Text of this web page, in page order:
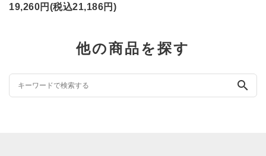
19,260円(税込21,186円)
他の商品を探す
search